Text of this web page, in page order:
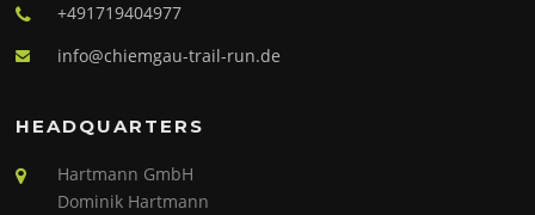
+491719404977
info@chiemgau-trail-run.de
HEADQUARTERS
Hartmann GmbH
Dominik Hartmann